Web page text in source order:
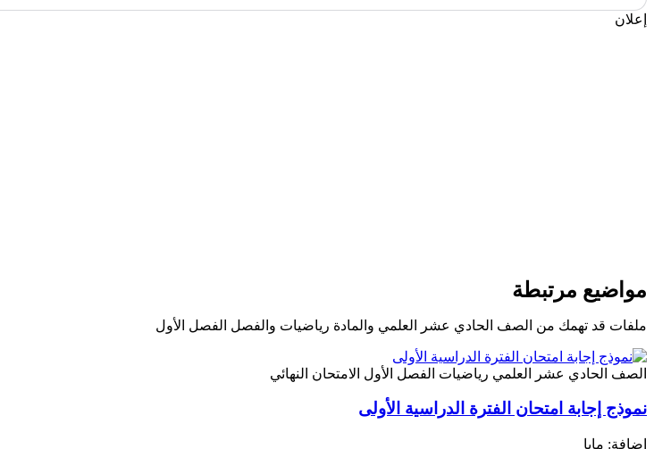
إعلان
مواضيع مرتبطة
ملفات قد تهمك من الصف الحادي عشر العلمي والمادة رياضيات والفصل الفصل الأول
الصف الحادي عشر العلمي رياضيات الفصل الأول الامتحان النهائي
نموذج إجابة امتحان الفترة الدراسية الأولى
إضافة: مايا